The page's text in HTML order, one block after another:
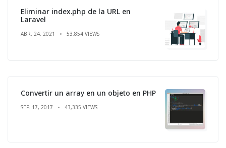
Eliminar index.php de la URL en
Laravel
ABR. 24, 2021 53,854 VIEWS
Convertir un array en un objeto en PHP
SEP. 17, 2017 43,335 VIEWS